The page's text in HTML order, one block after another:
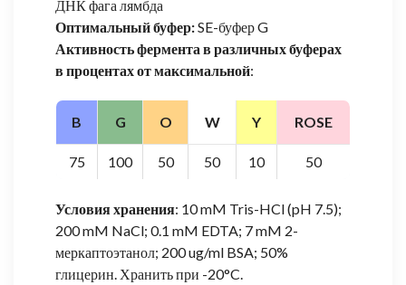
ДНК фага лямбда
Оптимальный буфер:SE-буфер G
Активность фермента в различных буферах
в процентах от максимальной:
B G O W Y ROSE
75 100 50 50 10 50
Условия хранения: 10 mM Tris-HCl (pH 7.5);
200 mM NaCl; 0.1 mM EDTA; 7 mM 2-
меркаптоэтанол; 200 ug/ml BSA; 50%
глицерин. Хранить при -20°C.